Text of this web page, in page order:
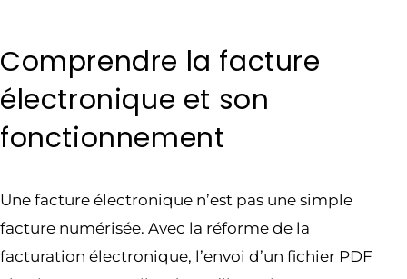
Comprendre la facture
électronique et son
fonctionnement
Une facture électronique n’est pas une simple
facture numérisée. Avec la réforme de la
facturation électronique, l’envoi d’un fichier PDF